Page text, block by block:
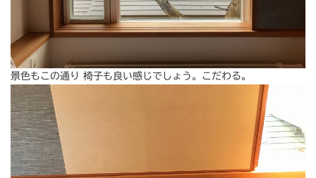
景色もこの通り 椅子も良い感じでしょう。こだわる。